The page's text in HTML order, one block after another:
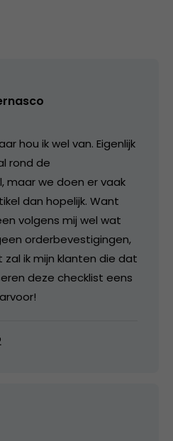
hou ik wel van. Eigenlijk
rond de
maar we doen er vaak
dan hopelijk. Want
volgens mij wel wat
orderbevestigingen,
ik mijn klanten die dat
deze checklist eens